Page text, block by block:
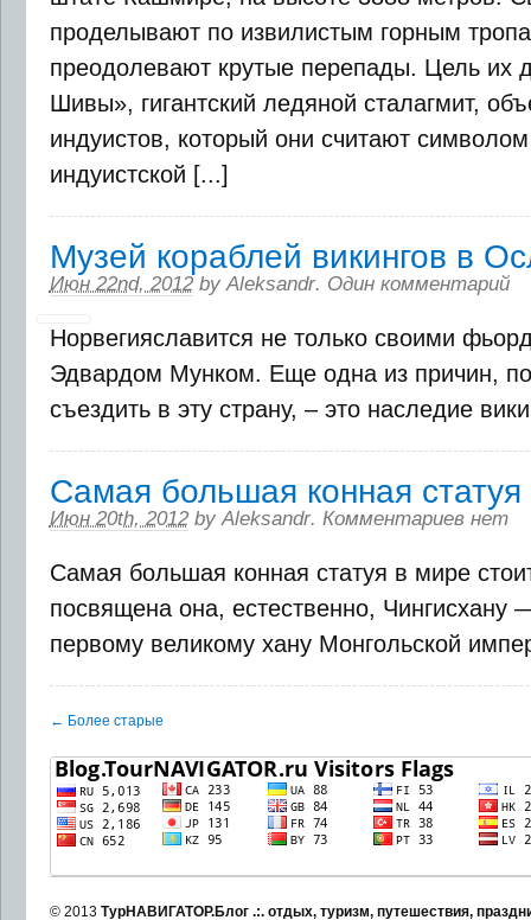
проделывают по извилистым горным
преодолевают крутые перепады. Цель их
Шивы», гигантский ледяной сталагмит,
индуистов, который они считают
индуистской [...]
Музей кораблей викингов в
Июн 22nd, 2012 byAleksandr. Один комментарий
Норвегияславится не только своими
Эдвардом Мунком. Еще одна из причин, по
съездить в эту страну, – это наследие
Самая большая конная
Июн 20th, 2012 byAleksandr. Комментариев нет
Самая большая конная статуя в мире
посвящена она, естественно, Чингисхану
первому великому хану Монгольской
← Более старые
© 2013 ТурНАВИГАТОР.Блог .:. отдых, туризм, путешествия,